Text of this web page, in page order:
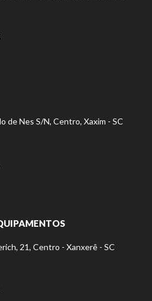
de Nes S/N, Centro, Xaxim - SC
21, Centro - Xanxerê - SC